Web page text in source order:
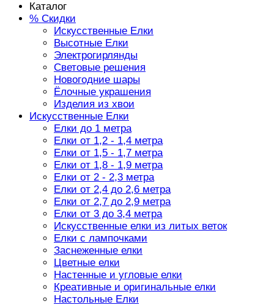
Каталог
% Скидки
Искусственные Елки
Высотные Елки
Электрогирлянды
Световые решения
Новогодние шары
Ёлочные украшения
Изделия из хвои
Искусственные Елки
Елки до 1 метра
Елки от 1,2 - 1,4 метра
Елки от 1,5 - 1,7 метра
Елки от 1,8 - 1,9 метра
Елки от 2 - 2,3 метра
Елки от 2,4 до 2,6 метра
Елки от 2,7 до 2,9 метра
Елки от 3 до 3,4 метра
Искусственные елки из литых веток
Елки с лампочками
Заснеженные елки
Цветные елки
Настенные и угловые елки
Креативные и оригинальные елки
Настольные Елки